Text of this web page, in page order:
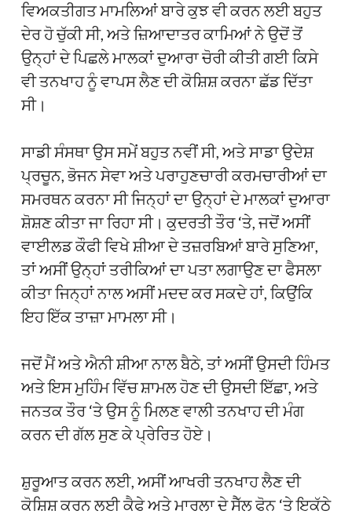
ਵਿਅਕਤੀਗਤ ਮਾਮਲਿਆਂ ਬਾਰੇ ਕੁਝ ਵੀ ਕਰਨ ਲਈ ਬਹੁਤ
ਦੇਰ ਹੋ ਚੁੱਕੀ ਸੀ, ਅਤੇ ਜ਼ਿਆਦਾਤਰ ਕਾਮਿਆਂ ਨੇ ਉਦੋਂ ਤੋਂ
ਉਨ੍ਹਾਂ ਦੇ ਪਿਛਲੇ ਮਾਲਕਾਂ ਦੁਆਰਾ ਚੋਰੀ ਕੀਤੀ ਗਈ ਕਿਸੇ
ਵੀ ਤਨਖਾਹ ਨੂੰ ਵਾਪਸ ਲੈਣ ਦੀ ਕੋਸ਼ਿਸ਼ ਕਰਨਾ ਛੱਡ ਦਿੱਤਾ
ਸੀ।
ਸਾਡੀ ਸੰਸਥਾ ਉਸ ਸਮੇਂ ਬਹੁਤ ਨਵੀਂ ਸੀ, ਅਤੇ ਸਾਡਾ ਉਦੇਸ਼
ਪ੍ਰਚੂਨ, ਭੋਜਨ ਸੇਵਾ ਅਤੇ ਪਰਾਹੁਣਚਾਰੀ ਕਰਮਚਾਰੀਆਂ ਦਾ
ਸਮਰਥਨ ਕਰਨਾ ਸੀ ਜਿਨ੍ਹਾਂ ਦਾ ਉਨ੍ਹਾਂ ਦੇ ਮਾਲਕਾਂ ਦੁਆਰਾ
ਸ਼ੋਸ਼ਣ ਕੀਤਾ ਜਾ ਰਿਹਾ ਸੀ। ਕੁਦਰਤੀ ਤੌਰ ‘ਤੇ, ਜਦੋਂ ਅਸੀਂ
ਵਾਈਲਡ ਕੌਫੀ ਵਿਖੇ ਸ਼ੀਆ ਦੇ ਤਜ਼ਰਬਿਆਂ ਬਾਰੇ ਸੁਣਿਆ,
ਤਾਂ ਅਸੀਂ ਉਨ੍ਹਾਂ ਤਰੀਕਿਆਂ ਦਾ ਪਤਾ ਲਗਾਉਣ ਦਾ ਫੈਸਲਾ
ਕੀਤਾ ਜਿਨ੍ਹਾਂ ਨਾਲ ਅਸੀਂ ਮਦਦ ਕਰ ਸਕਦੇ ਹਾਂ, ਕਿਉਂਕਿ
ਇਹ ਇੱਕ ਤਾਜ਼ਾ ਮਾਮਲਾ ਸੀ।
ਜਦੋਂ ਮੈਂ ਅਤੇ ਐਨੀ ਸ਼ੀਆ ਨਾਲ ਬੈਠੇ, ਤਾਂ ਅਸੀਂ ਉਸਦੀ ਹਿੰਮਤ
ਅਤੇ ਇਸ ਮੁਹਿੰਮ ਵਿੱਚ ਸ਼ਾਮਲ ਹੋਣ ਦੀ ਉਸਦੀ ਇੱਛਾ, ਅਤੇ
ਜਨਤਕ ਤੌਰ ‘ਤੇ ਉਸ ਨੂੰ ਮਿਲਣ ਵਾਲੀ ਤਨਖਾਹ ਦੀ ਮੰਗ
ਕਰਨ ਦੀ ਗੱਲ ਸੁਣ ਕੇ ਪ੍ਰੇਰਿਤ ਹੋਏ।
ਸ਼ੁਰੂਆਤ ਕਰਨ ਲਈ, ਅਸੀਂ ਆਖਰੀ ਤਨਖਾਹ ਲੈਣ ਦੀ
ਕੋਸ਼ਿਸ਼ ਕਰਨ ਲਈ ਕੈਫੇ ਅਤੇ ਮਾਰਲਾ ਦੇ ਸੈੱਲ ਫੋਨ ‘ਤੇ ਇਕੱਠੇ